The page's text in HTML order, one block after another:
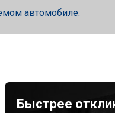
автомобиле.
Быстрее